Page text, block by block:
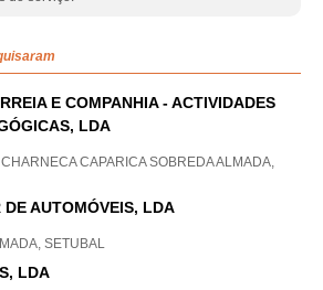
E COMPANHIA - ACTIVIDADES
LDA
CAPARICA SOBREDA ALMADA,
AUTOMÓVEIS, LDA
SETUBAL
LDA